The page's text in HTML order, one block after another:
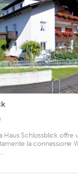
Haus Schlossblick offre
la connessione